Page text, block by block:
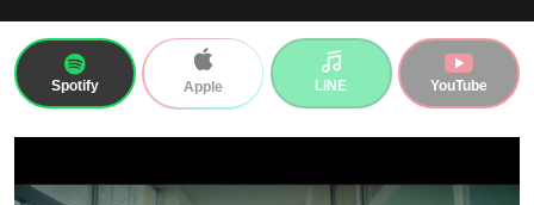
Spotify Apple LINE YouTube